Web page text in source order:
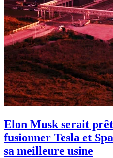
Elon Musk serait
fusionner Tesla et
sa meilleure usine